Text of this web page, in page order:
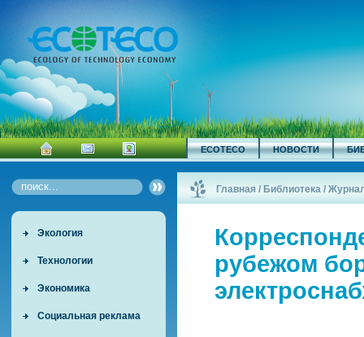
ECOTECO НОВОСТИ
Экология
Технологии
Экономика
Социальная реклама
Главная / Библиотека /
рубежом